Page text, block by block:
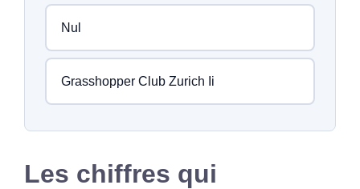
Nul
Grasshopper Club Zurich Ii
Les chiffres qui